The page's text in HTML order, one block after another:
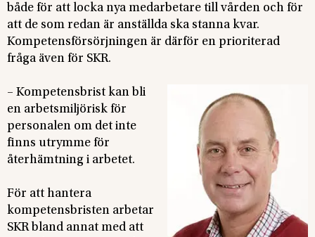
både för att locka nya medarbetare till vården och för
att de som redan är anställda ska stanna kvar.
Kompetensförsörjningen är därför en prioriterad
fråga även för SKR.
– Kompetensbrist kan bli
en arbetsmiljörisk för
personalen om det inte
finns utrymme för
återhämtning i arbetet.
För att hantera
kompetensbristen arbetar
SKR bland annat med att